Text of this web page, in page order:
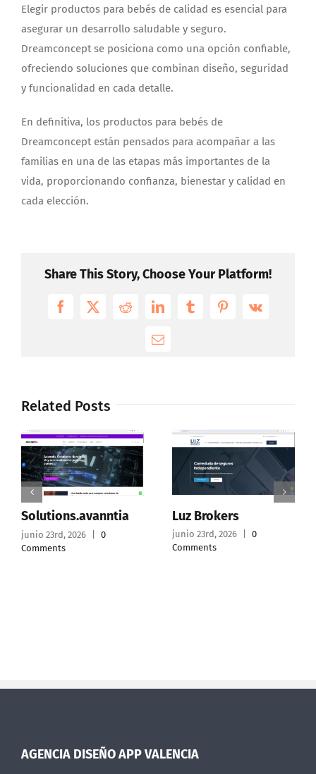
Elegir productos para bebés de calidad es esencial para
asegurar un desarrollo saludable y seguro.
Dreamconcept se posiciona como una opción confiable,
ofreciendo soluciones que combinan diseño, seguridad
y funcionalidad en cada detalle.
En definitiva, los productos para bebés de
Dreamconcept están pensados para acompañar a las
familias en una de las etapas más importantes de la
vida, proporcionando confianza, bienestar y calidad en
cada elección.
Share This Story, Choose Your Platform!
Facebook
X RedditLinkedInTumblrPinterest
Vk
Email
Related Posts
Solutions.avanntia
junio 23rd, 2026
0
Comments
Luz Brokers
junio 23rd, 2026
0
Comments
AGENCIA DISEÑO APP VALENCIA